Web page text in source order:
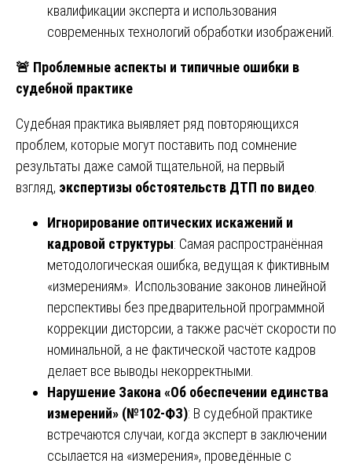
квалификации эксперта и использования
современных технологий обработки изображений.
🚨 Проблемные аспекты и типичные ошибки в
судебной практике
Судебная практика выявляет ряд повторяющихся
проблем, которые могут поставить под сомнение
результаты даже самой тщательной, на первый
взгляд, экспертизы обстоятельств ДТП по видео
Игнорирование оптических искажений и
кадровой структуры: Самая распространённая
методологическая ошибка, ведущая к фиктивным
«измерениям». Использование законов линейной
перспективы без предварительной программной
коррекции дисторсии, а также расчёт скорости по
номинальной, а не фактической частоте кадров
делает все выводы некорректными.
Нарушение Закона «Об обеспечении единства
измерений» (№102-ФЗ): В судебной практике
встречаются случаи, когда эксперт в заключении
ссылается на «измерения», проведённые с